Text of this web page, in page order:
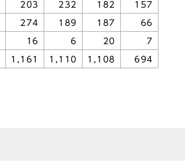
203 232 182 157
274 189 187 66
16 6 20 7
1,161 1,110 1,108 694